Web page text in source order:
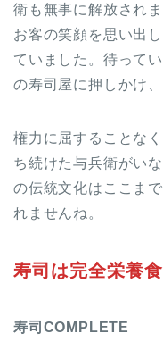
衛も無事に解放され
お客の笑顔を思い出
ていました。待って
の寿司屋に押しかけ
権力に屈することな
ち続けた与兵衛がい
の伝統文化はここま
れませんね。
寿司は完全栄養
寿司COMPLETE